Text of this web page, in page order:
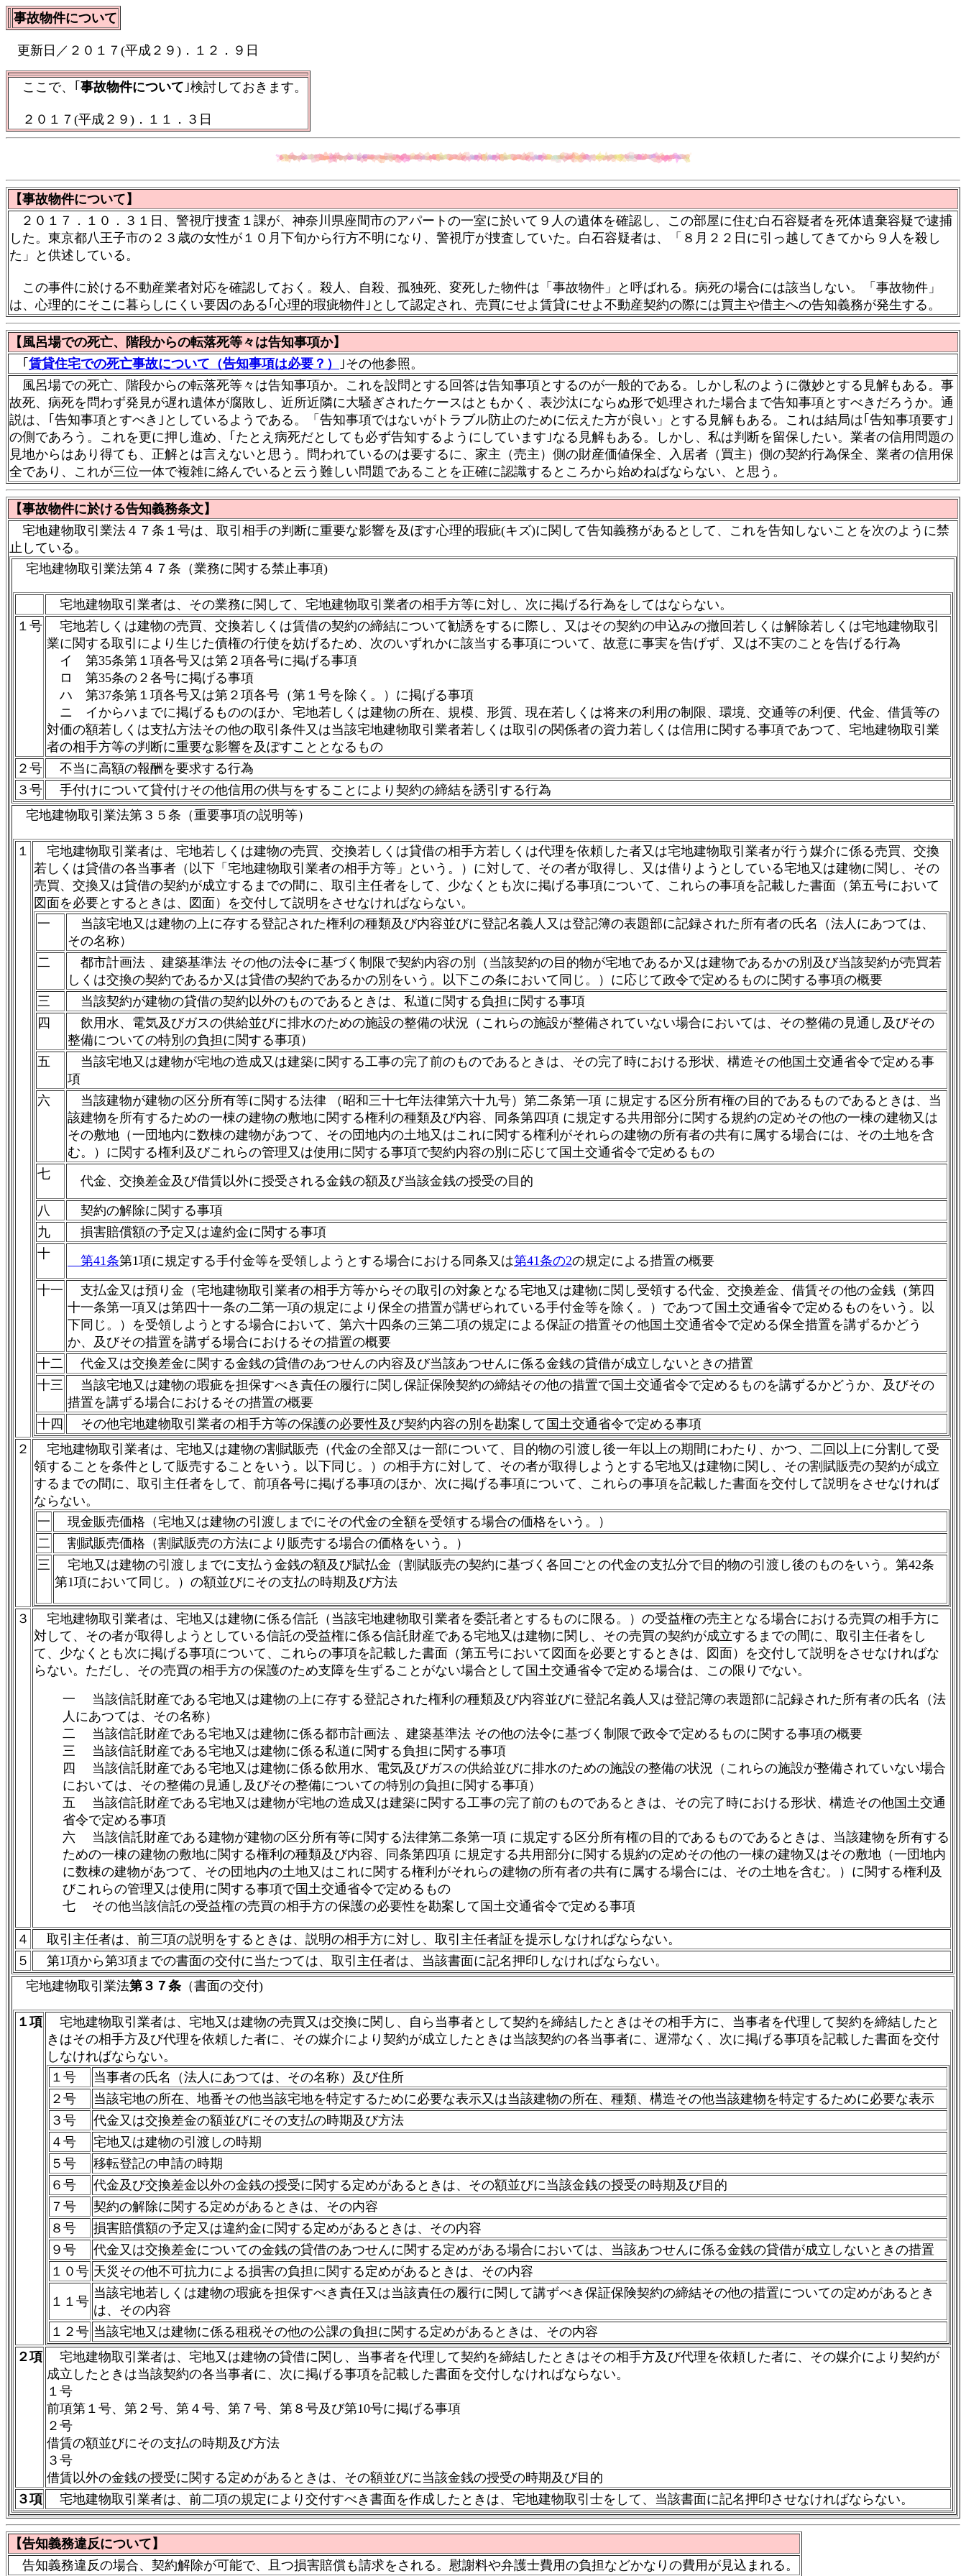
事故物件について
更新日／２０１７(平成２９)．１２．９日
ここで、｢ 事故物件について ｣検討しておきます。
２０１７(平成２９)．１１．３日
【事故物件について】
２０１７．１０．３１日、警視庁捜査１課が、神奈川県座間市のアパートの一室に於いて９人の遺体を確認し、この部屋に住む白石容疑者を死体遺棄容疑で逮捕
した。東京都八王子市の２３歳の女性が１０月下旬から行方不明になり、警視庁が捜査していた。白石容疑者は、「８月２２日に引っ越してきてから９人を殺し
た」と供述している。
この事件に於ける不動産業者対応を確認しておく。殺人、自殺、孤独死、変死した物件は「事故物件」と呼ばれる。病死の場合には該当しない。「事故物件」
は、心理的にそこに暮らしにくい要因のある｢心理的瑕疵物件｣として認定され、売買にせよ賃貸にせよ不動産契約の際には買主や借主への告知義務が発生する。
【風呂場での死亡、階段からの転落死等々は告知事項か】
｢ 賃貸住宅での死亡事故について（告知事項は必要？）
｣その他参照。
風呂場での死亡、階段からの転落死等々は告知事項か。これを設問とする回答は告知事項とするのが一般的である。しかし私のように微妙とする見解もある。事
故死、病死を問わず発見が遅れ遺体が腐敗し、近所近隣に大騒ぎされたケースはともかく、表沙汰にならぬ形で処理された場合まで告知事項とすべきだろうか。通
説は、｢告知事項とすべき｣としているようである。「告知事項ではないがトラブル防止のために伝えた方が良い」とする見解もある。これは結局は｢告知事項要す｣
の側であろう。これを更に押し進め、｢たとえ病死だとしても必ず告知するようにしています｣なる見解もある。しかし、私は判断を留保したい。業者の信用問題の
見地からはあり得ても、正解とは言えないと思う。問われているのは要するに、家主（売主）側の財産価値保全、入居者（買主）側の契約行為保全、業者の信用保
全であり、これが三位一体で複雑に絡んでいると云う難しい問題であることを正確に認識するところから始めねばならない、と思う。
【事故物件に於ける告知義務条文】
宅地建物取引業法４７条１号は、取引相手の判断に重要な影響を及ぼす心理的瑕疵(キズ)に関して告知義務があるとして、これを告知しないことを次のように禁
止している。
宅地建物取引業法第４７条（業務に関する禁止事項)
宅地建物取引業者は、その業務に関して、宅地建物取引業者の相手方等に対し、次に掲げる行為をしてはならない。
１号
宅地若しくは建物の売買、交換若しくは賃借の契約の締結について勧誘をするに際し、又はその契約の申込みの撤回若しくは解除若しくは宅地建物取引
業に関する取引により生じた債権の行使を妨げるため、次のいずれかに該当する事項について、故意に事実を告げず、又は不実のことを告げる行為
イ 第35条第１項各号又は第２項各号に掲げる事項
ロ 第35条の２各号に掲げる事項
ハ 第37条第１項各号又は第２項各号（第１号を除く。）に掲げる事項
ニ イからハまでに掲げるもののほか、宅地若しくは建物の所在、規模、形質、現在若しくは将来の利用の制限、環境、交通等の利便、代金、借賃等の
対価の額若しくは支払方法その他の取引条件又は当該宅地建物取引業者若しくは取引の関係者の資力若しくは信用に関する事項であつて、宅地建物取引業
者の相手方等の判断に重要な影響を及ぼすこととなるもの
２号
不当に高額の報酬を要求する行為
３号
手付けについて貸付けその他信用の供与をすることにより契約の締結を誘引する行為
宅地建物取引業法第３５条（重要事項の説明等）
１
宅地建物取引業者は、宅地若しくは建物の売買、交換若しくは貸借の相手方若しくは代理を依頼した者又は宅地建物取引業者が行う媒介に係る売買、交換
若しくは貸借の各当事者（以下「宅地建物取引業者の相手方等」という。）に対して、その者が取得し、又は借りようとしている宅地又は建物に関し、その
売買、交換又は貸借の契約が成立するまでの間に、取引主任者をして、少なくとも次に掲げる事項について、これらの事項を記載した書面（第五号において
図面を必要とするときは、図面）を交付して説明をさせなければならない。
一
当該宅地又は建物の上に存する登記された権利の種類及び内容並びに登記名義人又は登記簿の表題部に記録された所有者の氏名（法人にあつては、
その名称）
二
都市計画法 、建築基準法 その他の法令に基づく制限で契約内容の別（当該契約の目的物が宅地であるか又は建物であるかの別及び当該契約が売買若
しくは交換の契約であるか又は貸借の契約であるかの別をいう。以下この条において同じ。）に応じて政令で定めるものに関する事項の概要
三
当該契約が建物の貸借の契約以外のものであるときは、私道に関する負担に関する事項
四
飲用水、電気及びガスの供給並びに排水のための施設の整備の状況（これらの施設が整備されていない場合においては、その整備の見通し及びその
整備についての特別の負担に関する事項）
五
当該宅地又は建物が宅地の造成又は建築に関する工事の完了前のものであるときは、その完了時における形状、構造その他国土交通省令で定める事
項
六
当該建物が建物の区分所有等に関する法律 （昭和三十七年法律第六十九号）第二条第一項 に規定する区分所有権の目的であるものであるときは、当
該建物を所有するための一棟の建物の敷地に関する権利の種類及び内容、同条第四項 に規定する共用部分に関する規約の定めその他の一棟の建物又は
その敷地（一団地内に数棟の建物があつて、その団地内の土地又はこれに関する権利がそれらの建物の所有者の共有に属する場合には、その土地を含
む。）に関する権利及びこれらの管理又は使用に関する事項で契約内容の別に応じて国土交通省令で定めるもの
七
代金、交換差金及び借賃以外に授受される金銭の額及び当該金銭の授受の目的
八
契約の解除に関する事項
九
損害賠償額の予定又は違約金に関する事項
十
第41条第1項に規定する手付金等を受領しようとする場合における同条又は第41条の2の規定による措置の概要
十一
支払金又は預り金（宅地建物取引業者の相手方等からその取引の対象となる宅地又は建物に関し受領する代金、交換差金、借賃その他の金銭（第四
十一条第一項又は第四十一条の二第一項の規定により保全の措置が講ぜられている手付金等を除く。）であつて国土交通省令で定めるものをいう。以
下同じ。）を受領しようとする場合において、第六十四条の三第二項の規定による保証の措置その他国土交通省令で定める保全措置を講ずるかどう
か、及びその措置を講ずる場合におけるその措置の概要
十二
代金又は交換差金に関する金銭の貸借のあつせんの内容及び当該あつせんに係る金銭の貸借が成立しないときの措置
十三
当該宅地又は建物の瑕疵を担保すべき責任の履行に関し保証保険契約の締結その他の措置で国土交通省令で定めるものを講ずるかどうか、及びその
措置を講ずる場合におけるその措置の概要
十四
その他宅地建物取引業者の相手方等の保護の必要性及び契約内容の別を勘案して国土交通省令で定める事項
２
宅地建物取引業者は、宅地又は建物の割賦販売（代金の全部又は一部について、目的物の引渡し後一年以上の期間にわたり、かつ、二回以上に分割して受
領することを条件として販売することをいう。以下同じ。）の相手方に対して、その者が取得しようとする宅地又は建物に関し、その割賦販売の契約が成立
するまでの間に、取引主任者をして、前項各号に掲げる事項のほか、次に掲げる事項について、これらの事項を記載した書面を交付して説明をさせなければ
ならない。
一
現金販売価格（宅地又は建物の引渡しまでにその代金の全額を受領する場合の価格をいう。）
二
割賦販売価格（割賦販売の方法により販売する場合の価格をいう。）
三
宅地又は建物の引渡しまでに支払う金銭の額及び賦払金（割賦販売の契約に基づく各回ごとの代金の支払分で目的物の引渡し後のものをいう。第42条
第1項において同じ。）の額並びにその支払の時期及び方法
３
宅地建物取引業者は、宅地又は建物に係る信託（当該宅地建物取引業者を委託者とするものに限る。）の受益権の売主となる場合における売買の相手方に
対して、その者が取得しようとしている信託の受益権に係る信託財産である宅地又は建物に関し、その売買の契約が成立するまでの間に、取引主任者をし
て、少なくとも次に掲げる事項について、これらの事項を記載した書面（第五号において図面を必要とするときは、図面）を交付して説明をさせなければな
らない。ただし、その売買の相手方の保護のため支障を生ずることがない場合として国土交通省令で定める場合は、この限りでない。
一 当該信託財産である宅地又は建物の上に存する登記された権利の種類及び内容並びに登記名義人又は登記簿の表題部に記録された所有者の氏名（法
人にあつては、その名称）
二 当該信託財産である宅地又は建物に係る都市計画法 、建築基準法 その他の法令に基づく制限で政令で定めるものに関する事項の概要
三 当該信託財産である宅地又は建物に係る私道に関する負担に関する事項
四 当該信託財産である宅地又は建物に係る飲用水、電気及びガスの供給並びに排水のための施設の整備の状況（これらの施設が整備されていない場合
においては、その整備の見通し及びその整備についての特別の負担に関する事項）
五 当該信託財産である宅地又は建物が宅地の造成又は建築に関する工事の完了前のものであるときは、その完了時における形状、構造その他国土交通
省令で定める事項
六 当該信託財産である建物が建物の区分所有等に関する法律第二条第一項 に規定する区分所有権の目的であるものであるときは、当該建物を所有する
ための一棟の建物の敷地に関する権利の種類及び内容、同条第四項 に規定する共用部分に関する規約の定めその他の一棟の建物又はその敷地（一団地内
に数棟の建物があつて、その団地内の土地又はこれに関する権利がそれらの建物の所有者の共有に属する場合には、その土地を含む。）に関する権利及
びこれらの管理又は使用に関する事項で国土交通省令で定めるもの
七 その他当該信託の受益権の売買の相手方の保護の必要性を勘案して国土交通省令で定める事項
４
取引主任者は、前三項の説明をするときは、説明の相手方に対し、取引主任者証を提示しなければならない。
５
第1項から第3項までの書面の交付に当たつては、取引主任者は、当該書面に記名押印しなければならない。
宅地建物取引業法第３７条 （書面の交付)
１項
宅地建物取引業者は、宅地又は建物の売買又は交換に関し、自ら当事者として契約を締結したときはその相手方に、当事者を代理して契約を締結したと
きはその相手方及び代理を依頼した者に、その媒介により契約が成立したときは当該契約の各当事者に、遅滞なく、次に掲げる事項を記載した書面を交付
しなければならない。
１号
当事者の氏名（法人にあつては、その名称）及び住所
２号
当該宅地の所在、地番その他当該宅地を特定するために必要な表示又は当該建物の所在、種類、構造その他当該建物を特定するために必要な表示
３号
代金又は交換差金の額並びにその支払の時期及び方法
４号
宅地又は建物の引渡しの時期
５号
移転登記の申請の時期
６号
代金及び交換差金以外の金銭の授受に関する定めがあるときは、その額並びに当該金銭の授受の時期及び目的
７号
契約の解除に関する定めがあるときは、その内容
８号
損害賠償額の予定又は違約金に関する定めがあるときは、その内容
９号
代金又は交換差金についての金銭の貸借のあつせんに関する定めがある場合においては、当該あつせんに係る金銭の貸借が成立しないときの措置
１０号 天災その他不可抗力による損害の負担に関する定めがあるときは、その内容
１１号
当該宅地若しくは建物の瑕疵を担保すべき責任又は当該責任の履行に関して講ずべき保証保険契約の締結その他の措置についての定めがあるとき
は、その内容
１２号 当該宅地又は建物に係る租税その他の公課の負担に関する定めがあるときは、その内容
２項
宅地建物取引業者は、宅地又は建物の貸借に関し、当事者を代理して契約を締結したときはその相手方及び代理を依頼した者に、その媒介により契約が
成立したときは当該契約の各当事者に、次に掲げる事項を記載した書面を交付しなければならない。
１号
前項第１号、第２号、第４号、第７号、第８号及び第10号に掲げる事項
２号
借賃の額並びにその支払の時期及び方法
３号
借賃以外の金銭の授受に関する定めがあるときは、その額並びに当該金銭の授受の時期及び目的
３項
宅地建物取引業者は、前二項の規定により交付すべき書面を作成したときは、宅地建物取引士をして、当該書面に記名押印させなければならない。
【告知義務違反について】
告知義務違反の場合、契約解除が可能で、且つ損害賠償も請求をされる。慰謝料や弁護士費用の負担などかなりの費用が見込まれる。